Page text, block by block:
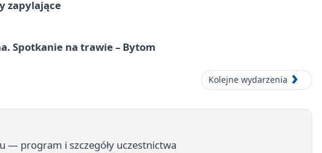
zapylające
Spotkanie na trawie – Bytom
Kolejne wydarzenia
— program i szczegóły uczestnictwa